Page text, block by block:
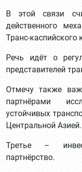
В этой связи
действенного
Транс-каспийского
Речь идёт о
представителей
Отмечу также
партнёрами
устойчивых
Центральной Азией.
Третье –
партнёрство.